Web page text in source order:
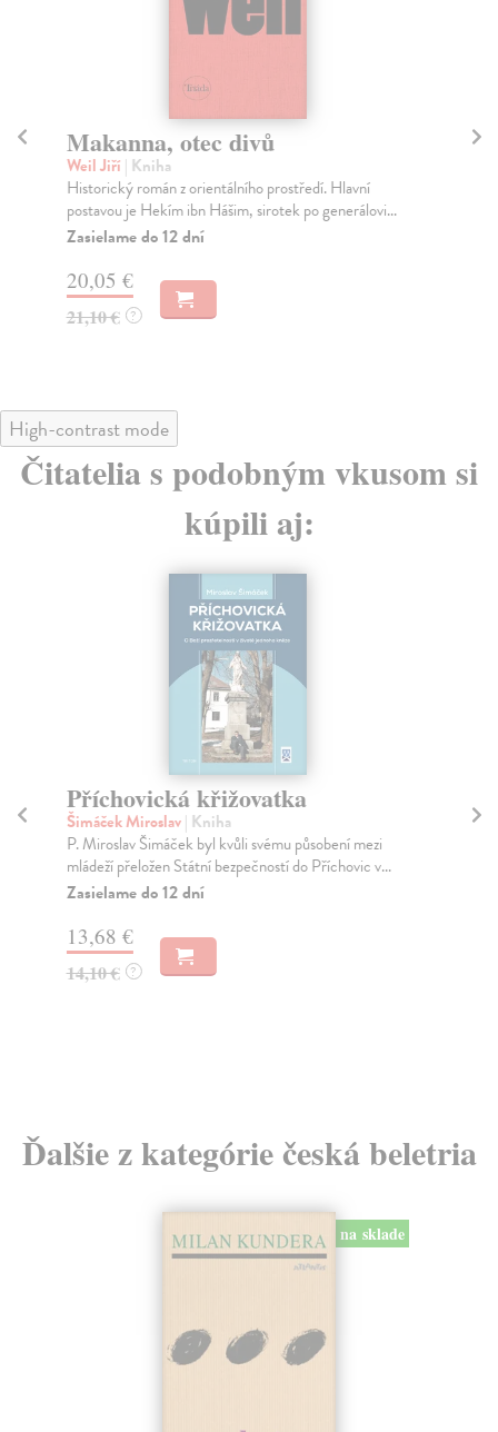
Makanna, otec divů
Weil Jiří | Kniha
Historický román z orientálního prostředí. Hlavní
postavou je Hekím ibn Hášim, sirotek po generálovi...
Zasielame do 12 dní
20,05 €
21,10 € ?
High-contrast mode
Čitatelia s podobným vkusom si
kúpili aj:
Příchovická křižovatka
Šimáček Miroslav| Kniha
P. Miroslav Šimáček byl kvůli svému působení mezi
mládeží přeložen Státní bezpečností do Příchovic v...
Zasielame do 12 dní
13,68 €
14,10 € ?
Ďalšie z kategórie česká beletria
na sklade